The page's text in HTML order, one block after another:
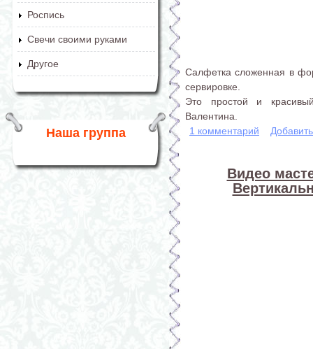
Роспись
Свечи своими руками
Другое
Наша группа
Салфетка сложенная в
сервировке.
Это простой и
Валентина.
1 комментарий
Видео